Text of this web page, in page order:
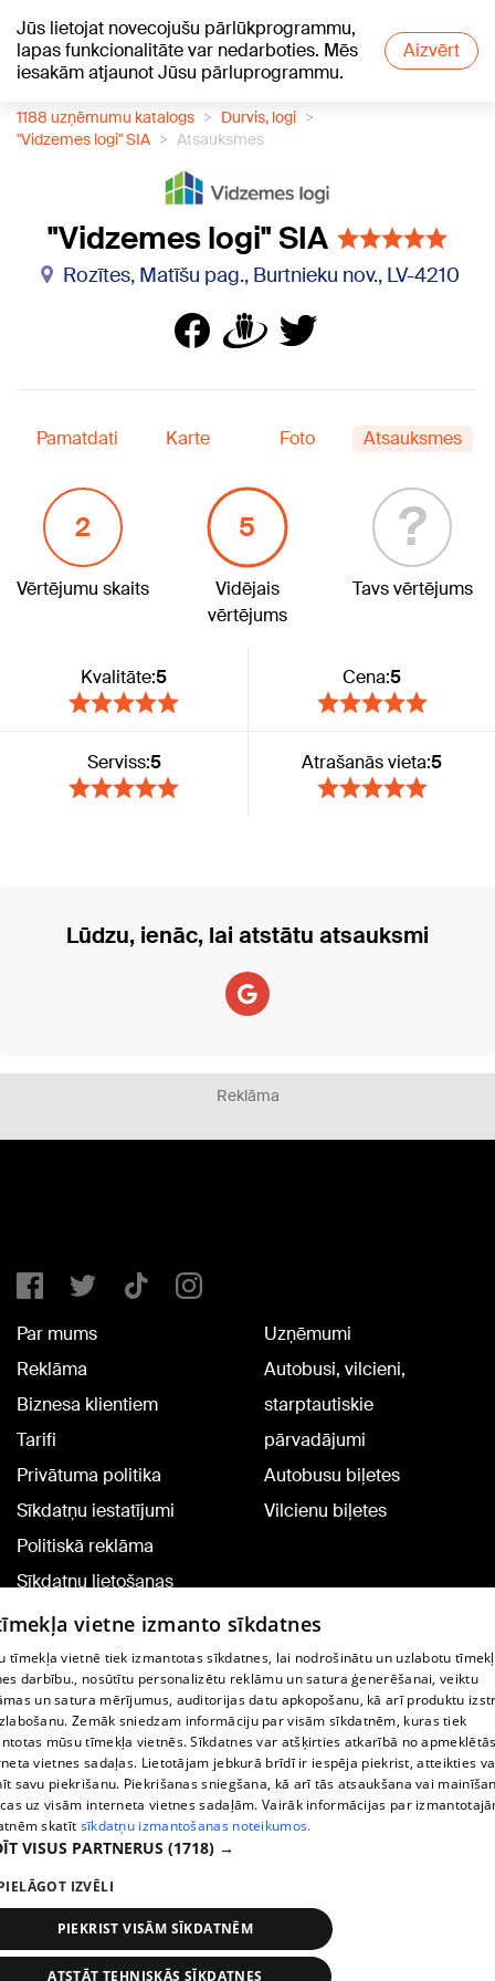
Jūs lietojat novecojušu pārlūkprogrammu,
lapas funkcionalitāte var nedarboties. Mēs
iesakām atjaunot Jūsu pārluprogrammu.
Aizvērt
+20°C
1188 uzņēmumu katalogs
Durvis, logi
"Vidzemes logi" SIA
Atsauksmes
"Vidzemes logi" SIA
Rozītes, Matīšu pag., Burtnieku nov., LV-4210
Pamatdati Karte Foto Atsauksmes
2
Vērtējumu skaits
5
Vidējais
vērtējums
?
Tavs vērtējums
Kvalitāte:5 Cena:5
Serviss:5 Atrašanās vieta:5
Lūdzu, ienāc, lai atstātu atsauksmi
Reklāma
Par mums
Reklāma
Biznesa klientiem
Tarifi
Privātuma politika
Sīkdatņu iestatījumi
Politiskā reklāma
Sīkdatņu lietošanas
noteikumi
Komentāru pievienošana
Uzņēmumi
Autobusi, vilcieni,
starptautiskie
pārvadājumi
Autobusu biļetes
Vilcienu biļetes
TV programma
Līguma noteikumi
360 Ziņu kontakti
Helio Media
Portāla palīdzības dienests: e-pasts -
All rights reserved.
vietne izmanto sīkdatnes
tīmekļa vietnē tiek izmantotas sīkdatnes, lai nodrošinātu un uzlabotu
darbību., nosūtītu personalizētu reklāmu un satura ģenerēšanai, veiktu
un satura mērījumus, auditorijas datu apkopošanu, kā arī produktu
Zemāk sniedzam informāciju par visām sīkdatnēm, kuras tiek
mūsu tīmekļa vietnēs. Sīkdatnes var atšķirties atkarībā no
vietnes sadaļas. Lietotājam jebkurā brīdī ir iespēja piekrist, atteikties
savu piekrišanu. Piekrišanas sniegšana, kā arī tās atsaukšana vai
uz visām interneta vietnes sadaļām. Vairāk informācijas par
skatīt sīkdatņu izmantošanas noteikumos.
VISUS PARTNERUS (1718) →
IZVĒLI
PIEKRIST VISĀM SĪKDATNĒM
ATSTĀT TEHNISKĀS SĪKDATNES